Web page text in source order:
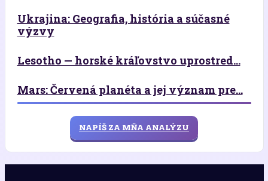
Ukrajina: Geografia, história a súčasné
výzvy
Lesotho — horské kráľovstvo uprostred...
Mars: Červená planéta a jej význam pre...
NAPÍŠ ZA MŇA ANALÝZU